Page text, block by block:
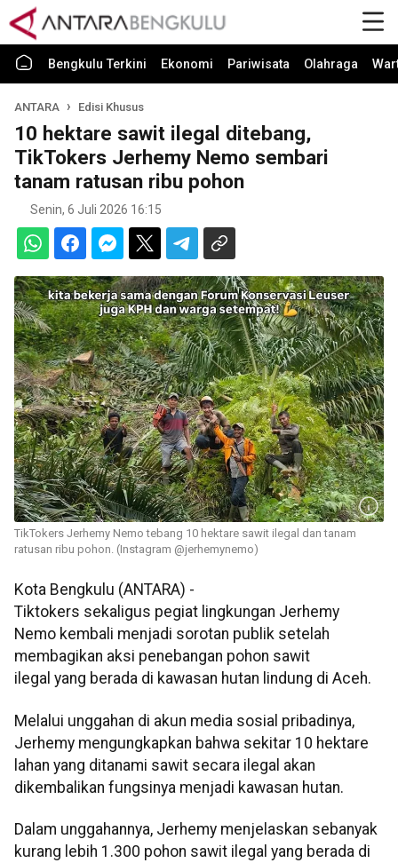
Bengkulu Terkini Ekonomi Pariwisata Olahraga
ANTARA Edisi Khusus
10 hektare sawit ilegal ditebang,
TikTokers Jerhemy Nemo sembari
tanam ratusan ribu pohon
Senin, 6 Juli 2026 16:15
TikTokers Jerhemy Nemo tebang 10 hektare sawit ilegal dan tanam
ratusan ribu pohon. (Instagram @jerhemynemo)
Kota Bengkulu (ANTARA) -
Tiktokers sekaligus pegiat lingkungan Jerhemy
Nemo kembali menjadi sorotan publik setelah
membagikan aksi penebangan pohon sawit
ilegal yang berada di kawasan hutan lindung di Aceh.
Melalui unggahan di akun media sosial pribadinya,
Jerhemy mengungkapkan bahwa sekitar 10 hektare
lahan yang ditanami sawit secara ilegal akan
dikembalikan fungsinya menjadi kawasan hutan.
Dalam unggahannya, Jerhemy menjelaskan sebanyak
kurang lebih 1.300 pohon sawit ilegal yang berada di